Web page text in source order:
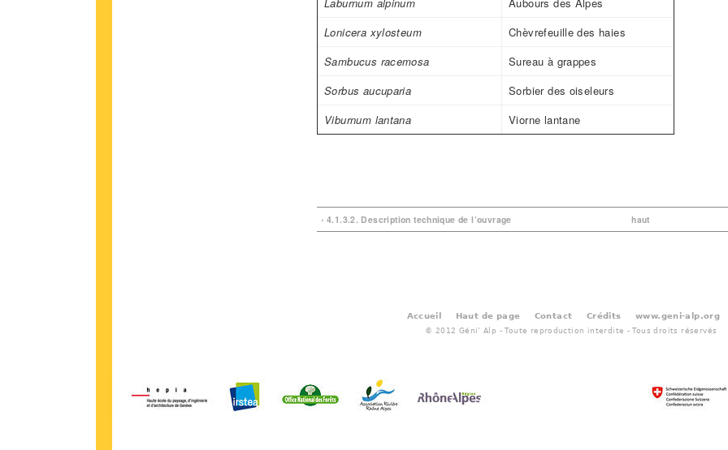
Lonicera xylosteum
Chèvrefeuille des haies
Sambucus racemosa
Sureau à grappes
Sorbus aucuparia
Sorbier des oiseleurs
Viburnum lantana
Viorne lantane
‹ 4.1.3.2. Description technique de l’ouvrage haut
Accueil Haut de page Contact Crédits www.geni-alp.org
© 2012 Géni’ Alp - Toute reproduction interdite - Tous droits réservés